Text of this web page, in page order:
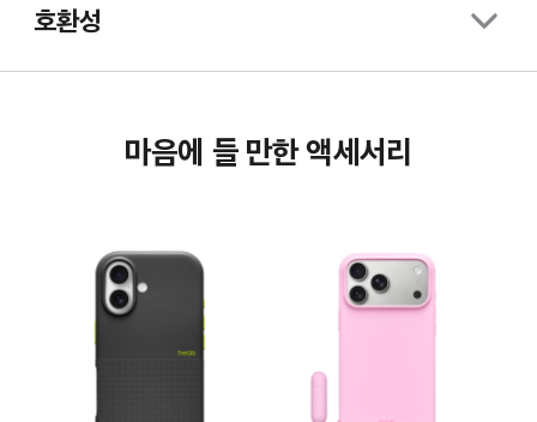
호환성
마음에 들 만한 액세서리